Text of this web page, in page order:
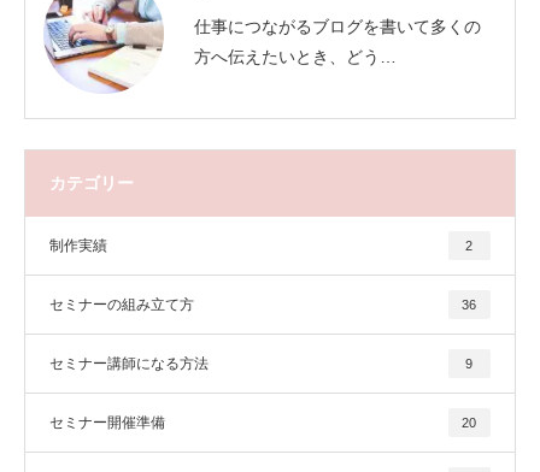
仕事につながるブログを書いて多くの
方へ伝えたいとき、どう…
カテゴリー
制作実績 2
セミナーの組み立て方 36
セミナー講師になる方法 9
セミナー開催準備 20